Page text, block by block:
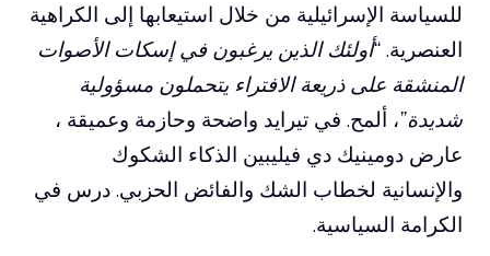
للسياسة الإسرائيلية من خلال استيعابها إلى الكراهية
العنصرية. “أولئك الذين يرغبون في إسكات الأصوات
المنشقة على ذريعة الافتراء يتحملون مسؤولية
شديدة”، ألمح. في تيرايد واضحة وحازمة وعميقة ،
عارض دومينيك دي فيليبين الذكاء الشكوك
والإنسانية لخطاب الشك والفائض الحزبي. درس في
الكرامة السياسية.